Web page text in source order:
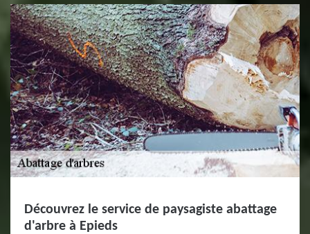
Découvrez le service de paysagiste abattage
d'arbre à Epieds